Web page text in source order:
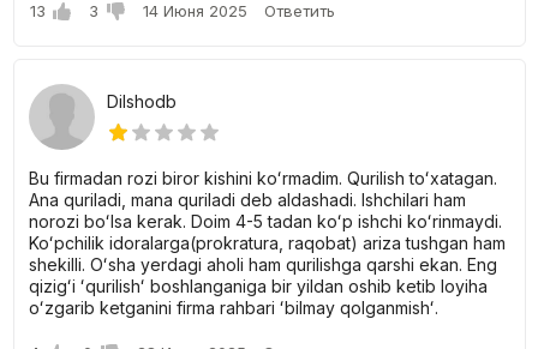
2-комнатные квартиры имеют площадь 48 до 66 кв. м. и
3-комнатные квартиры по площади от 71 кв. м. Цены
стартуют от 430.050.000 сум.
широкого круга покупателей. За более подробной
информацией просьба обращаться к застройщику.
13 3 14 Июня 2025 Ответить
Dilshodb
Bu firmadan rozi biror kishini koʻrmadim. Qurilish toʻxatagan.
Ana quriladi, mana quriladi deb aldashadi. Ishchilari ham
norozi boʻlsa kerak. Doim 4-5 tadan koʻp ishchi koʻrinmaydi.
Koʻpchilik idoralarga(prokratura, raqobat) ariza tushgan ham
shekilli. Oʻsha yerdagi aholi ham qurilishga qarshi ekan. Eng
qizigʻi ʻqurilishʻ boshlanganiga bir yildan oshib ketib loyiha
oʻzgarib ketganini firma rahbari ʻbilmay qolganmishʻ.